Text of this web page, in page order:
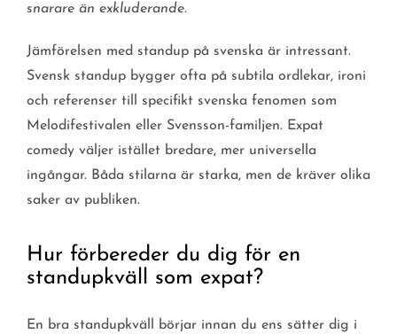
snarare än exkluderande.
Jämförelsen med standup på svenska är intressant.
Svensk standup bygger ofta på subtila ordlekar, ironi
och referenser till specifikt svenska fenomen som
Melodifestivalen eller Svensson-familjen. Expat
comedy väljer istället bredare, mer universella
ingångar. Båda stilarna är starka, men de kräver olika
saker av publiken.
Hur förbereder du dig för en
standupkväll som expat?
En bra standupkväll börjar innan du ens sätter dig i